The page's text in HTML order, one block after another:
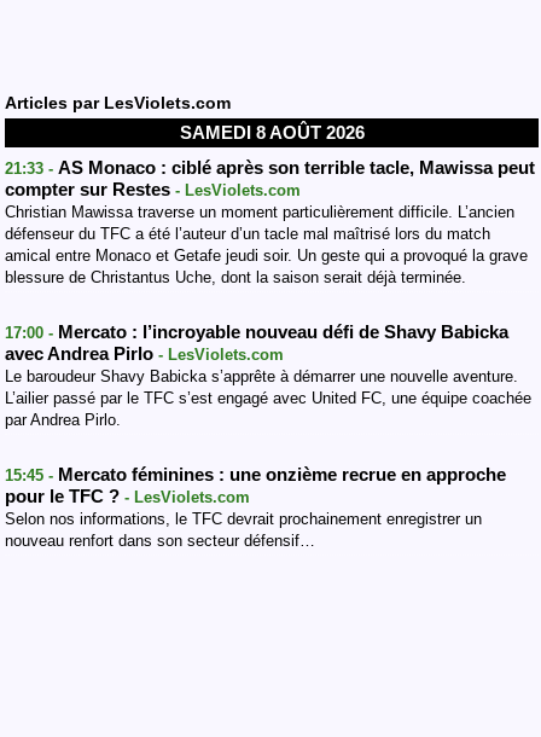
Articles par LesViolets.com
SAMEDI 8 AOÛT 2026
21:33 - AS Monaco : ciblé après son terrible tacle, Mawissa peut
compter sur Restes - LesViolets.com
Christian Mawissa traverse un moment particulièrement difficile. L’ancien
défenseur du TFC a été l’auteur d’un tacle mal maîtrisé lors du match
amical entre Monaco et Getafe jeudi soir. Un geste qui a provoqué la grave
blessure de Christantus Uche, dont la saison serait déjà terminée.
17:00 - Mercato : l’incroyable nouveau défi de Shavy Babicka
avec Andrea Pirlo - LesViolets.com
Le baroudeur Shavy Babicka s’apprête à démarrer une nouvelle aventure.
L’ailier passé par le TFC s’est engagé avec United FC, une équipe coachée
par Andrea Pirlo.
15:45 - Mercato féminines : une onzième recrue en approche
pour le TFC ? - LesViolets.com
Selon nos informations, le TFC devrait prochainement enregistrer un
nouveau renfort dans son secteur défensif…